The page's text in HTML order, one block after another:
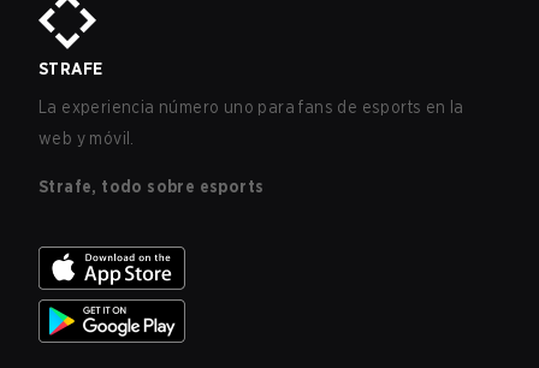
STRAFE
La experiencia número uno para fans de esports en la
web y móvil.
Strafe, todo sobre esports